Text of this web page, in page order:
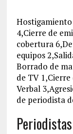
4,Cierre de
cobertura
equipos
Borrado de
de TV
Verbal
de periodista